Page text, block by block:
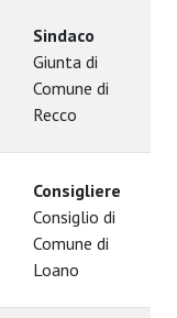
Sindaco
Giunta di
Comune di
Recco
Consigliere
Consiglio di
Comune di
Loano